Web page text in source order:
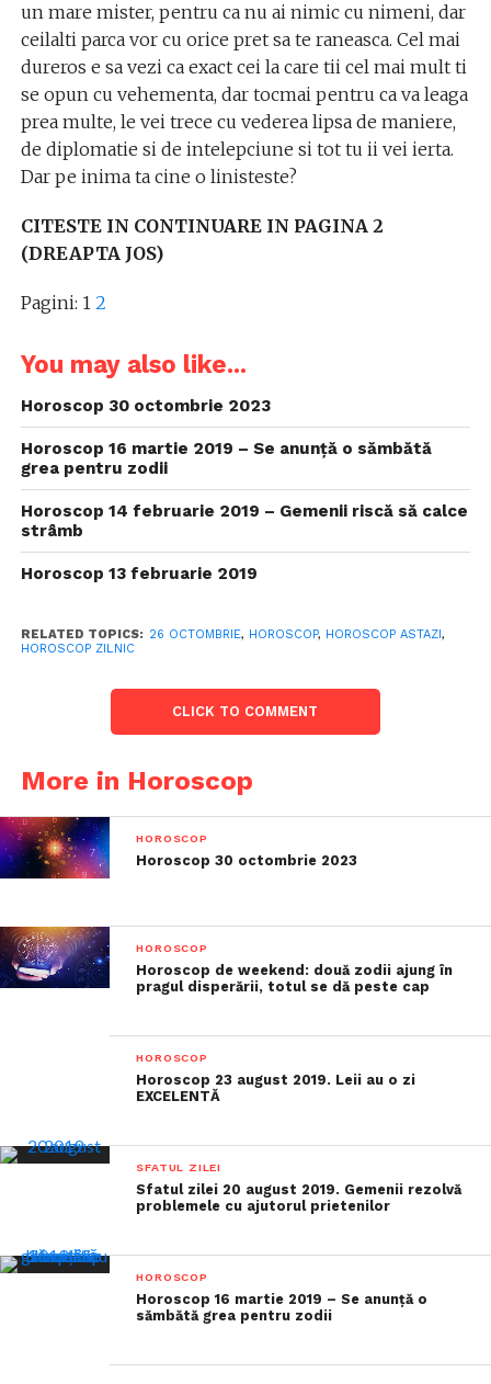
un mare mister, pentru ca nu ai nimic cu nimeni, dar
ceilalti parca vor cu orice pret sa te raneasca. Cel mai
dureros e sa vezi ca exact cei la care tii cel mai mult ti
se opun cu vehementa, dar tocmai pentru ca va leaga
prea multe, le vei trece cu vederea lipsa de maniere,
de diplomatie si de intelepciune si tot tu ii vei ierta.
Dar pe inima ta cine o linisteste?
CITESTE IN CONTINUARE IN PAGINA 2
(DREAPTA JOS)
Pagini: 1 2
You may also like...
Horoscop 30 octombrie 2023
Horoscop 16 martie 2019 – Se anunță o sămbătă
grea pentru zodii
Horoscop 14 februarie 2019 – Gemenii riscă să calce
strâmb
Horoscop 13 februarie 2019
RELATED TOPICS: 26 OCTOMBRIE, HOROSCOP, HOROSCOP ASTAZI,
HOROSCOP ZILNIC
CLICK TO COMMENT
More in Horoscop
HOROSCOP
Horoscop 30 octombrie 2023
HOROSCOP
Horoscop de weekend: două zodii ajung în
pragul disperării, totul se dă peste cap
HOROSCOP
Horoscop 23 august 2019. Leii au o zi
EXCELENTĂ
SFATUL ZILEI
Sfatul zilei 20 august 2019. Gemenii rezolvă
problemele cu ajutorul prietenilor
HOROSCOP
Horoscop 16 martie 2019 – Se anunță o
sămbătă grea pentru zodii